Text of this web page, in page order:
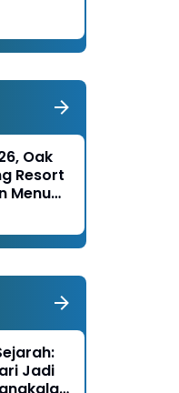
Oak
Resort
Menu
Jadi